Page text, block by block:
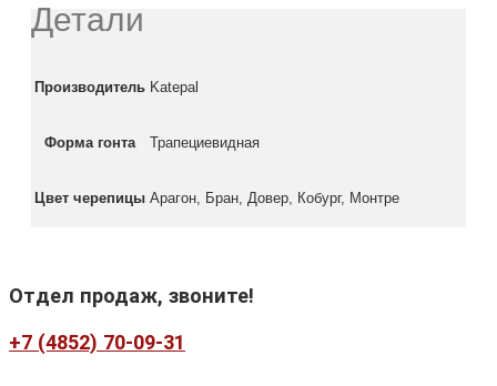
Детали
Производитель Katepal
Форма гонта Трапециевидная
Цвет черепицы Арагон, Бран, Довер, Кобург, Монтре
Отдел продаж, звоните!
+7 (4852) 70-09-31